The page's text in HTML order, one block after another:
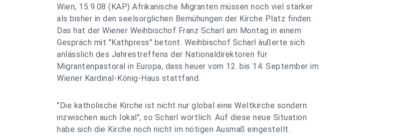
Wien, 15.9.08 (KAP) Afrikanische Migranten müssen noch viel stärker
als bisher in den seelsorglichen Bemühungen der Kirche Platz finden.
Das hat der Wiener Weihbischof Franz Scharl am Montag in einem
Gespräch mit "Kathpress" betont. Weihbischof Scharl äußerte sich
anlässlich des Jahrestreffens der Nationaldirektoren für
Migrantenpastoral in Europa, dass heuer vom 12. bis 14. September im
Wiener Kardinal-König-Haus stattfand.
"Die katholische Kirche ist nicht nur global eine Weltkirche sondern
inzwischen auch lokal", so Scharl wörtlich. Auf diese neue Situation
habe sich die Kirche noch nicht im nötigen Ausmaß eingestellt.